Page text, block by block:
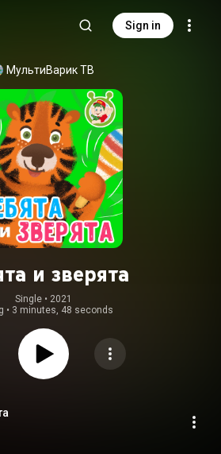
Sign in
МультиВарик ТВ
и зверята
Single • 2021
• 3 minutes, 48 seconds